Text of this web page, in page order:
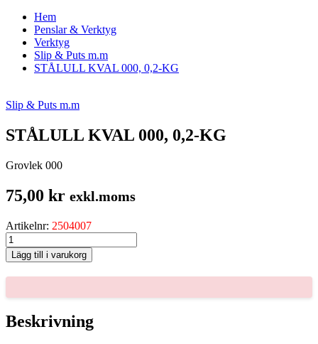
Hem
Penslar & Verktyg
Verktyg
Slip & Puts m.m
STÅLULL KVAL 000, 0,2-KG
Slip & Puts m.m
STÅLULL KVAL 000, 0,2-KG
Grovlek 000
75,00 kr exkl.moms
Artikelnr: 2504007
STÅLULL
KVAL
000,
0,2-
mängd
Lägg till i varukorg
Beskrivning